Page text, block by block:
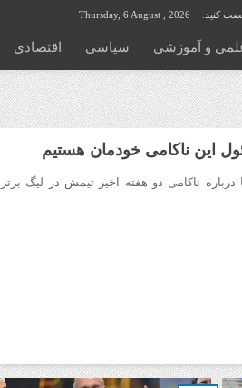
کنید. Thursday, 6 August , 2026
و آموزشی سیاسی اقتصادی
این ناکامی خودمان هستیم
درباره ناکامی دو هفته اخیر تیمش در لیگ برتر